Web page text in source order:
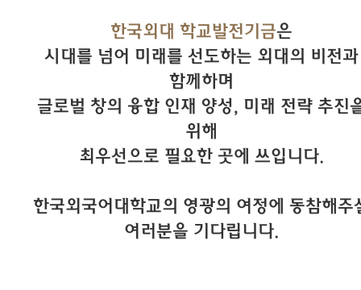
한국외대 학교발전기금은
시대를 넘어 미래를 선도하는 외대의 비전과
함께하며
글로벌 창의 융합 인재 양성, 미래 전략 추진
위해
최우선으로 필요한 곳에 쓰입니다.
한국외국어대학교의 영광의 여정에 동참해주
여러분을 기다립니다.